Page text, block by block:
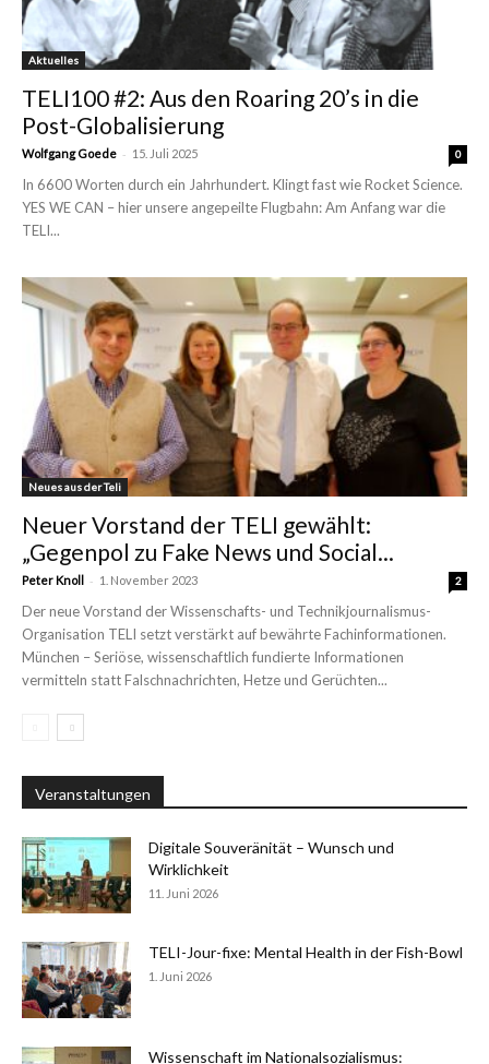
Aktuelles
TELI100 #2: Aus den Roaring 20’s in die
Post-Globalisierung
Wolfgang Goede - 15. Juli 2025 0
In 6600 Worten durch ein Jahrhundert. Klingt fast wie Rocket Science.
YES WE CAN – hier unsere angepeilte Flugbahn: Am Anfang war die
TELI...
Neues aus der Teli
Neuer Vorstand der TELI gewählt:
„Gegenpol zu Fake News und Social...
Peter Knoll - 1. November 2023 2
Der neue Vorstand der Wissenschafts- und Technikjournalismus-
Organisation TELI setzt verstärkt auf bewährte Fachinformationen.
München – Seriöse, wissenschaftlich fundierte Informationen
vermitteln statt Falschnachrichten, Hetze und Gerüchten...
Veranstaltungen
Digitale Souveränität – Wunsch und
Wirklichkeit
11. Juni 2026
TELI-Jour-fixe: Mental Health in der Fish-Bowl
1. Juni 2026
Wissenschaft im Nationalsozialismus: